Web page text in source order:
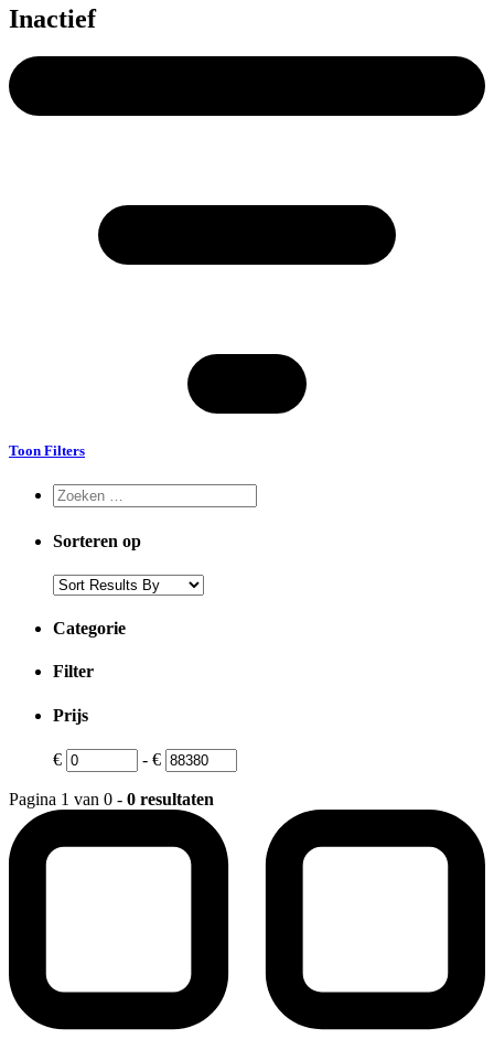
Inactief
Toon Filters
Sorteren op
Categorie
Filter
Prijs
€ - €
Pagina 1 van 0 - 0 resultaten